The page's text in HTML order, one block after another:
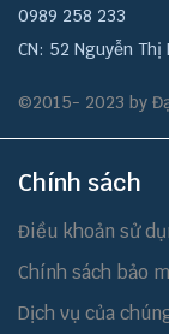
0989 258 233
CN: 52 Nguyễn Thị
©2015- 2023 by
Chính sách
Điều khoản sử
Chính sách bảo
Dịch vụ của